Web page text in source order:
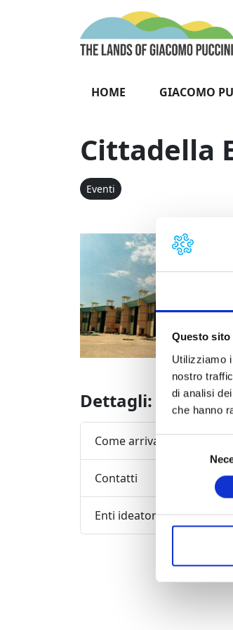
Questo
Utilizziamo
nostro
di analisi
che hanno
Selezione
del
HOME GIACOMO
Cittadella
Eventi
Dettagli:
Come arrivare
Contatti
Enti ideatori /